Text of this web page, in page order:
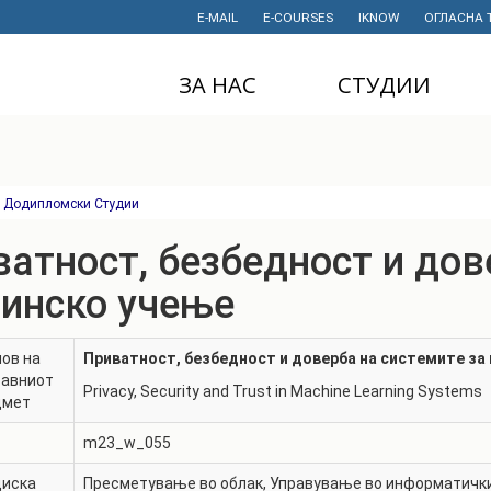
E-MAIL E-COURSES IKNOW ОГЛАСНА
ЗА НАС
И ДОКУМЕНТИ
НАУЧНА
ДЕЈНОСТ
ФИНАНСИИ
ИСТОРИЈАТ
ФИНКИ Е МОЈ
СТУДИИ
ДОКТОРСКИ
СТУДИИ
И СТРУЧНИ ОБУКИ
СТУДЕНТСКА
СЛУЖБА
ОРГАНИЗАЦИИ
Додипломски Студии
безбедност и
учење
на
Приватност, безбедност и доверба на системите
Privacy, Security and Trust in Machine Learning Systems
m23_w_055
Пресметување во облак, Управување во